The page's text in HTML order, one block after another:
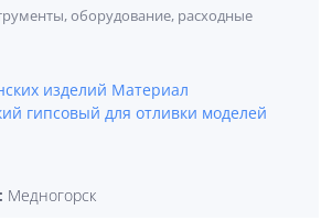
оборудование, расходные
изделий Материал
гипсовый для отливки моделей
Медногорск